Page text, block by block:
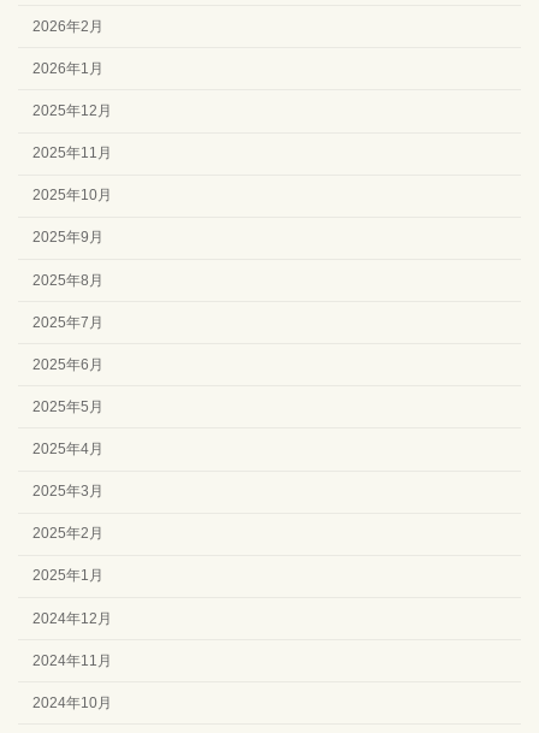
2026年2月
2026年1月
2025年12月
2025年11月
2025年10月
2025年9月
2025年8月
2025年7月
2025年6月
2025年5月
2025年4月
2025年3月
2025年2月
2025年1月
2024年12月
2024年11月
2024年10月